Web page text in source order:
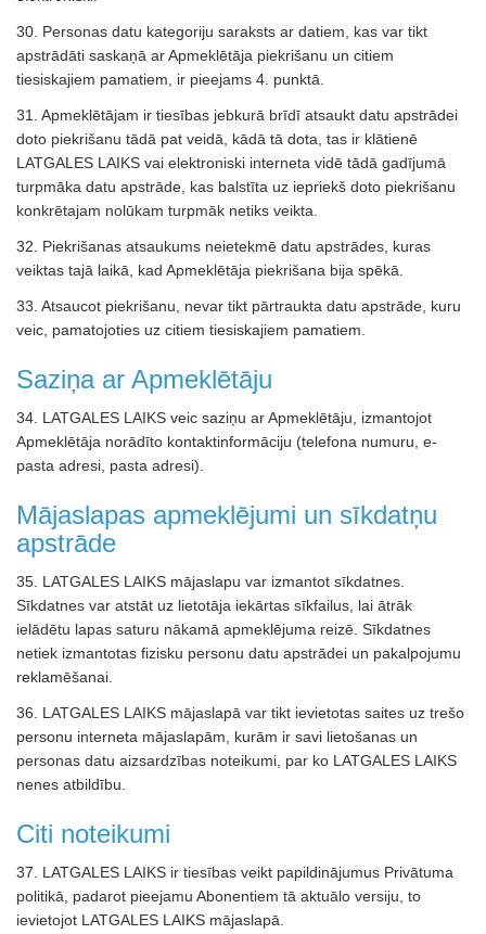
30. Personas datu kategoriju saraksts ar datiem, kas var tikt
apstrādāti saskaņā ar Apmeklētāja piekrišanu un citiem
tiesiskajiem pamatiem, ir pieejams 4. punktā.
31. Apmeklētājam ir tiesības jebkurā brīdī atsaukt datu apstrādei
doto piekrišanu tādā pat veidā, kādā tā dota, tas ir klātienē
LATGALES LAIKS vai elektroniski interneta vidē tādā gadījumā
turpmāka datu apstrāde, kas balstīta uz iepriekš doto piekrišanu
konkrētajam nolūkam turpmāk netiks veikta.
32. Piekrišanas atsaukums neietekmē datu apstrādes, kuras
veiktas tajā laikā, kad Apmeklētāja piekrišana bija spēkā.
33. Atsaucot piekrišanu, nevar tikt pārtraukta datu apstrāde, kuru
veic, pamatojoties uz citiem tiesiskajiem pamatiem.
Saziņa ar Apmeklētāju
34. LATGALES LAIKS veic saziņu ar Apmeklētāju, izmantojot
Apmeklētāja norādīto kontaktinformāciju (telefona numuru, e-
pasta adresi, pasta adresi).
Mājaslapas apmeklējumi un sīkdatņu
apstrāde
35. LATGALES LAIKS mājaslapu var izmantot sīkdatnes.
Sīkdatnes var atstāt uz lietotāja iekārtas sīkfailus, lai ātrāk
ielādētu lapas saturu nākamā apmeklējuma reizē. Sīkdatnes
netiek izmantotas fizisku personu datu apstrādei un pakalpojumu
reklamēšanai.
36. LATGALES LAIKS mājaslapā var tikt ievietotas saites uz trešo
personu interneta mājaslapām, kurām ir savi lietošanas un
personas datu aizsardzības noteikumi, par ko LATGALES LAIKS
nenes atbildību.
Citi noteikumi
37. LATGALES LAIKS ir tiesības veikt papildinājumus Privātuma
politikā, padarot pieejamu Abonentiem tā aktuālo versiju, to
ievietojot LATGALES LAIKS mājaslapā.